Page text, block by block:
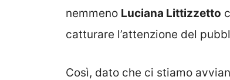
nemmeno Luciana Littizzetto
catturare l’attenzione del
Così, dato che ci stiamo